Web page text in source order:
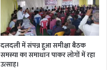
दलदली में संपन्न हुआ समीक्षा बैठक
समस्या का समाधान पाकर लोगों में रहा
उत्साह।